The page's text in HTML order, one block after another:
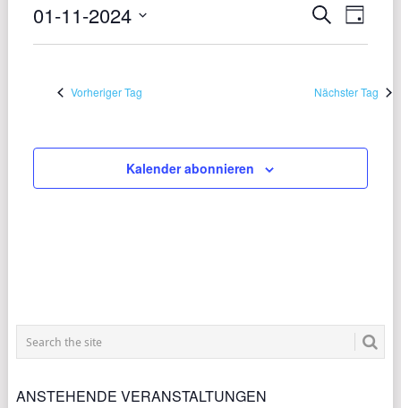
SUCHE
Suche
Tag
01-11-2024
Vorheriger Tag Nächster Tag
Kalender abonnieren
ANSTEHENDE VERANSTALTUNGEN